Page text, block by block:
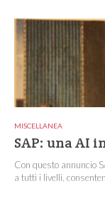
MISCELLANEA
SAP: una AI
Con questo annuncio
a tutti i livelli,